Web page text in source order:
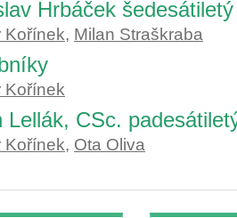
Hrbáček šedesátiletý
Kořínek, Milan Straškraba
Kořínek
Lellák, CSc.
Kořínek, Ota Oliva